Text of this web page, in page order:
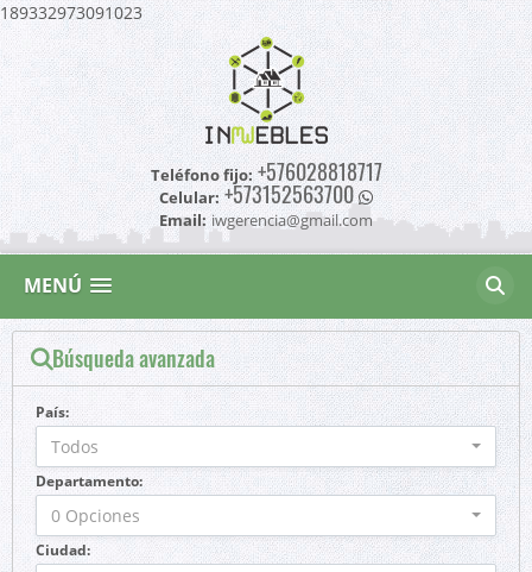
189332973091023
Teléfono fijo: +576028818717
Celular: +573152563700
Email: iwgerencia@gmail.com
MENÚ
Búsqueda avanzada
País:
Todos
Departamento:
0 Opciones
Ciudad: